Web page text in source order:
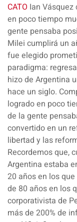
CATO Ian Vásquez
en poco tiempo
gente pensaba
Milei cumplirá un
fue elegido
paradigma:
hizo de Argentina
hace un siglo.
logrado en poco
de la gente
convertido en un
libertad y las
Recordemos que,
Argentina estaba
20 años en los
de 80 años en los
corporativista de
más de 200% de